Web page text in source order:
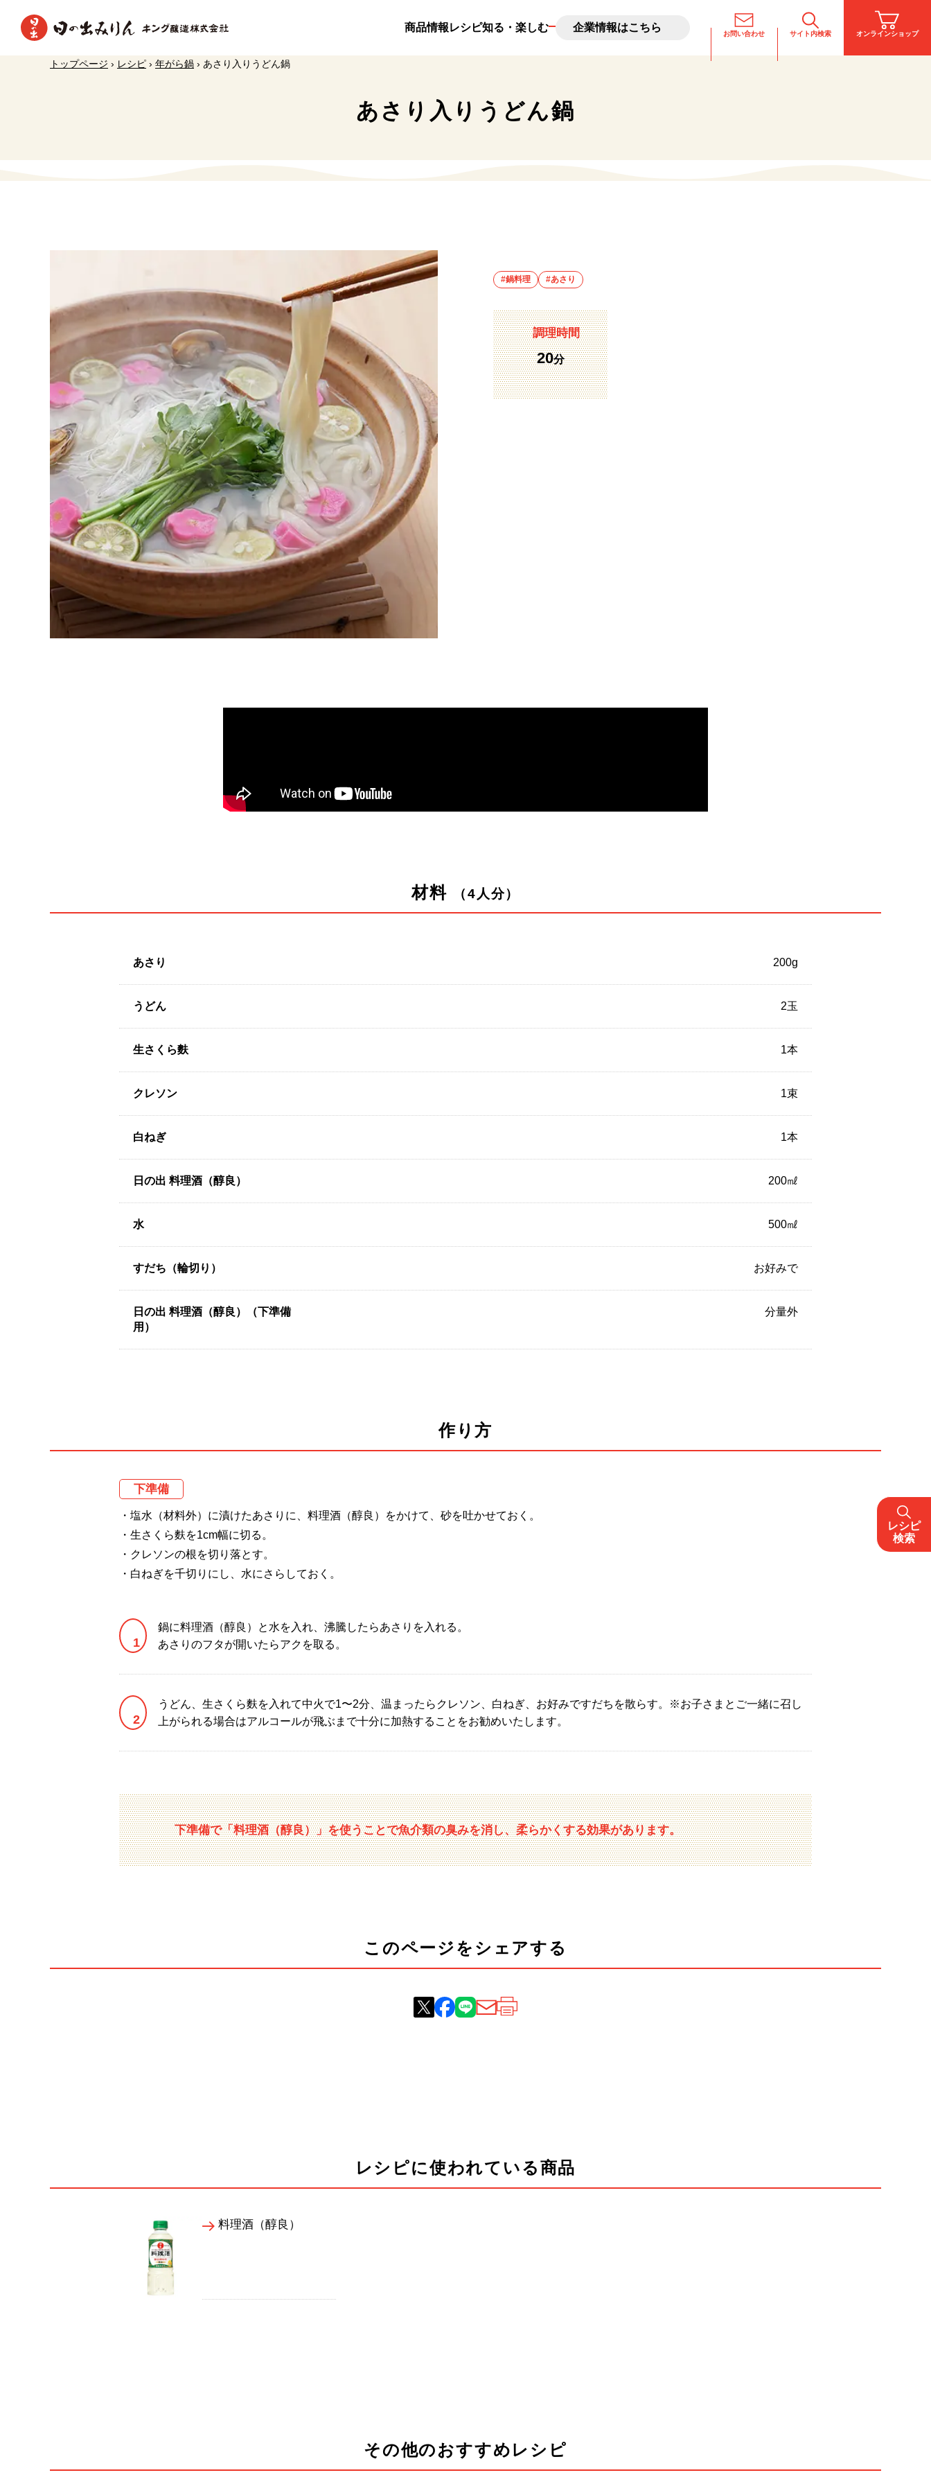
商品情報レシピ知る・楽しむ
日の出調味料コラム 日の出の想い出
企業情報はこちら
お問い合わせ サイト内検索 オンラインショップ
トップページ › レシピ › 年がら鍋 › あさり入りうどん鍋
あさり入りうどん鍋
#鍋料理 #あさり
調理時間
20分
材料 （4人分）
あさり 200g
うどん 2玉
生さくら麩 1本
クレソン 1束
白ねぎ 1本
日の出 料理酒（醇良） 200㎖
水 500㎖
すだち（輪切り） お好みで
日の出 料理酒（醇良）（下準備
用）
分量外
作り方
下準備
・塩水（材料外）に漬けたあさりに、料理酒（醇良）をかけて、砂を吐かせておく。
・生さくら麩を1cm幅に切る。
・クレソンの根を切り落とす。
・白ねぎを千切りにし、水にさらしておく。
鍋に料理酒（醇良）と水を入れ、沸騰したらあさりを入れる。
あさりのフタが開いたらアクを取る。
うどん、生さくら麩を入れて中火で1〜2分、温まったらクレソン、白ねぎ、お好みですだちを散らす。※お子さまとご一緒に召し
上がられる場合はアルコールが飛ぶまで十分に加熱することをお勧めいたします。
下準備で「料理酒（醇良）」を使うことで魚介類の臭みを消し、柔らかくする効果があります。
このページをシェアする
レシピに使われている商品
料理酒（醇良）
その他のおすすめレシピ
レシピ
検索